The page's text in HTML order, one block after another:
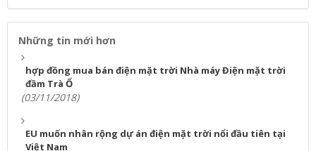
Những tin mới hơn
hợp đồng mua bán điện mặt trời Nhà máy Điện mặt trời
đầm Trà Ổ
(03/11/2018)
EU muốn nhân rộng dự án điện mặt trời nổi đầu tiên tại
Việt Nam